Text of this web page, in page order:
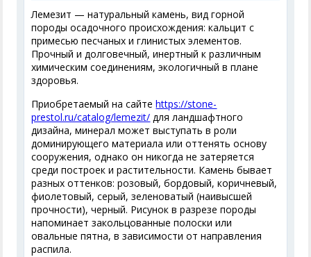
Лемезит — натуральный камень, вид горной
породы осадочного происхождения: кальцит с
примесью песчаных и глинистых элементов.
Прочный и долговечный, инертный к различным
химическим соединениям, экологичный в плане
здоровья.
Приобретаемый на сайтеhttps://stone-
prestol.ru/catalog/lemezit/ для ландшафтного
дизайна, минерал может выступать в роли
доминирующего материала или оттенять основу
сооружения, однако он никогда не затеряется
среди построек и растительности. Камень бывает
разных оттенков: розовый, бордовый, коричневый,
фиолетовый, серый, зеленоватый (наивысшей
прочности), черный. Рисунок в разрезе породы
напоминает закольцованные полоски или
овальные пятна, в зависимости от направления
распила.